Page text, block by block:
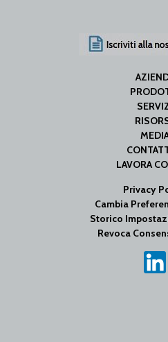
LAVORA
Privacy
Cambia
Storico
Revoca